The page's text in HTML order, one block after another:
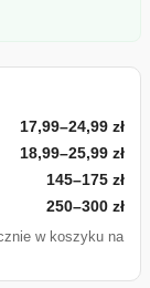
17,99–24,99 zł
18,99–25,99 zł
145–175 zł
250–300 zł
w koszyku na